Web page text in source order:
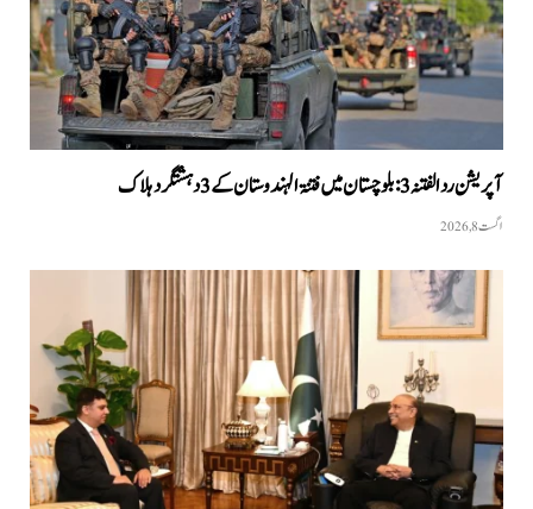
آپریشن رد الفتنہ 3: بلوچستان میں فتنۃ الہندوستان کے 3 دہشتگرد ہلاک
اگست 8, 2026